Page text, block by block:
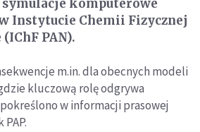
symulacje komputerowe
Instytucie Chemii Fizycznej
PAN).
m.in. dla obecnych modeli
kluczową rolę odgrywa
w informacji prasowej